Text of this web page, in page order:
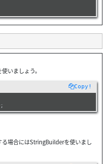
いましょう。
Copy!
場合にはStringBuilderを使いまし